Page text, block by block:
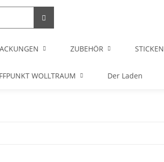
ZUBEHÖR STICKEN
WOLLTRAUM Der Laden